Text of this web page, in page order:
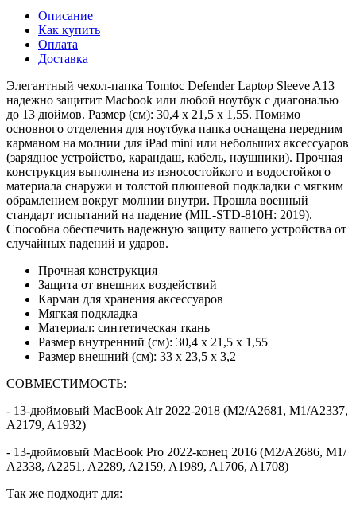
Описание
Как купить
Оплата
Доставка
Элегантный чехол-папка Tomtoc Defender Laptop Sleeve A13
надежно защитит Macbook или любой ноутбук с диагональю
до 13 дюймов. Размер (см): 30,4 х 21,5 х 1,55. Помимо
основного отделения для ноутбука папка оснащена передним
карманом на молнии для iPad mini или небольших аксессуаров
(зарядное устройство, карандаш, кабель, наушники). Прочная
конструкция выполнена из износостойкого и водостойкого
материала снаружи и толстой плюшевой подкладки с мягким
обрамлением вокруг молнии внутри. Прошла военный
стандарт испытаний на падение (MIL-STD-810H: 2019).
Способна обеспечить надежную защиту вашего устройства от
случайных падений и ударов.
Прочная конструкция
Защита от внешних воздействий
Карман для хранения аксессуаров
Мягкая подкладка
Материал: синтетическая ткань
Размер внутренний (см): 30,4 х 21,5 х 1,55
Размер внешний (см): 33 x 23,5 x 3,2
СОВМЕСТИМОСТЬ:
- 13-дюймовый MacBook Air 2022-2018 (M2/A2681, M1/A2337,
A2179, A1932)
- 13-дюймовый MacBook Pro 2022-конец 2016 (M2/A2686, M1/
A2338, A2251, A2289, A2159, A1989, A1706, A1708)
Так же подходит для: